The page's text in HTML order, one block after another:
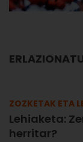
ZOZKETAK ETA
Lehiaketa:
herritar?